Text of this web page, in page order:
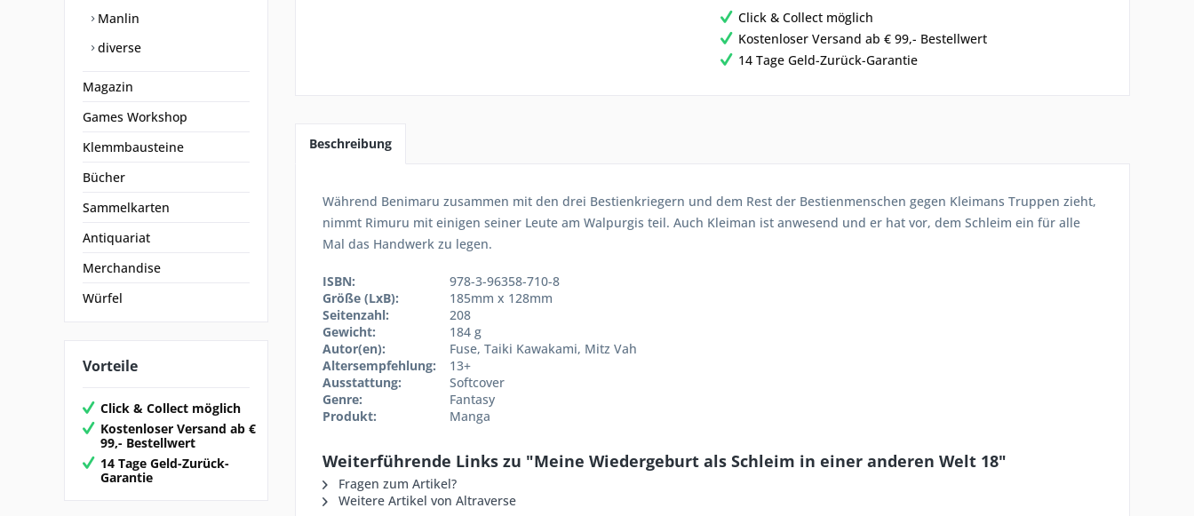
Manlin
diverse
Magazin
Games Workshop
Klemmbausteine
Bücher
Sammelkarten
Antiquariat
Merchandise
Würfel
Vorteile
Click & Collect möglich
Kostenloser Versand ab €
99,- Bestellwert
14 Tage Geld-Zurück-
Garantie
Click & Collect möglich
Kostenloser Versand ab € 99,- Bestellwert
14 Tage Geld-Zurück-Garantie
Beschreibung
Während Benimaru zusammen mit den drei Bestienkriegern und dem Rest der Bestienmenschen gegen Kleimans Truppen zieht,
nimmt Rimuru mit einigen seiner Leute am Walpurgis teil. Auch Kleiman ist anwesend und er hat vor, dem Schleim ein für alle
Mal das Handwerk zu legen.
ISBN:
978-3-96358-710-8
Größe (LxB):
185mm x 128mm
Seitenzahl:
208
Gewicht:
184 g
Autor(en):
Fuse, Taiki Kawakami, Mitz Vah
Altersempfehlung:
13+
Ausstattung:
Softcover
Genre:
Fantasy
Produkt:
Manga
Weiterführende Links zu "Meine Wiedergeburt als Schleim in einer anderen Welt 18"
Fragen zum Artikel?
Weitere Artikel von Altraverse